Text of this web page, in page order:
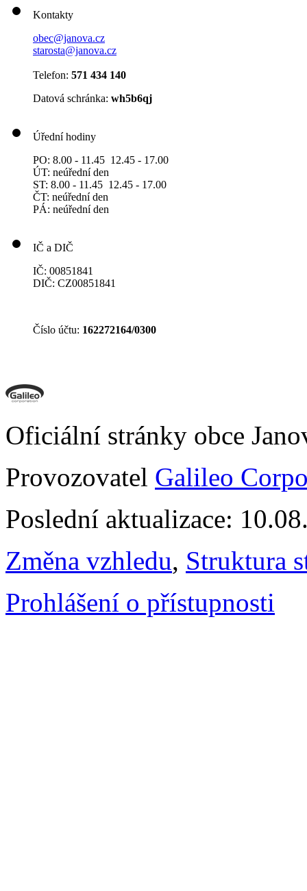
Kontakty
obec@janova.cz
starosta@janova.cz
Telefon: 571 434 140
Datová schránka: wh5b6qj
Úřední hodiny
PO: 8.00 - 11.45 12.45 - 17.00
ÚT: neúřední den
ST: 8.00 - 11.45 12.45 - 17.00
ČT: neúřední den
PÁ: neúřední den
IČ a DIČ
IČ: 00851841
DIČ: CZ00851841
Číslo účtu: 162272164/0300
Oficiální stránky obce
Provozovatel Galileo
Poslední aktualizace:
Změna vzhledu, Struktura
Prohlášení o přístupnosti